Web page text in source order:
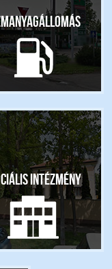
intézmény